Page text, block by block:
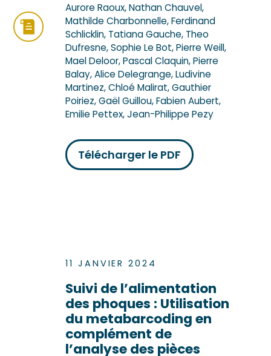
Aurore Raoux, Nathan Chauvel,
Mathilde Charbonnelle, Ferdinand
Schlicklin, Tatiana Gauche, Theo
Dufresne, Sophie Le Bot, Pierre Weill,
Mael Deloor, Pascal Claquin, Pierre
Balay, Alice Delegrange, Ludivine
Martinez, Chloé Malirat, Gauthier
Poiriez, Gaël Guillou, Fabien Aubert,
Emilie Pettex, Jean-Philippe Pezy
Télécharger le PDF
11 JANVIER 2024
Suivi de l’alimentation
des phoques : Utilisation
du metabarcoding en
complément de
l’analyse des pièces